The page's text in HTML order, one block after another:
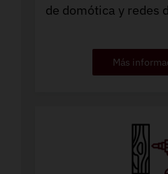
de domótica y redes
Más